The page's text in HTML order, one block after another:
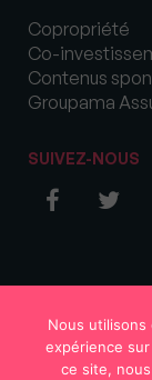
Copropriété
Co-
Contenus
Groupama
SUIVEZ-NOUS
Nous utilisons
expérience
ce site,